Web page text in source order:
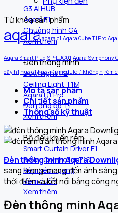
G3 AI HUB
Aqara E1
Chuông hình G4
Xem thêm
Đèn thông minh
Downlight T2
Ceiling Light T1M
Aqara H1 Pro
Đèn ống bơ T1
Xem thêm
Bộ điều khiển rèm
Smart Curtain Driver E1
Roller Controller T1S
Rèm kéo ngang
Rèm cuốn
Xem thêm
Từ khóa sản phẩm
aqara aqara c1 Aqara Cube T1 Pro
Aqara Smart Plug SP-EUC01 Aqara Symphony
dây h1 hub e1 hub m1s module t1 không n rèm
Mô tả sản phẩm
Chi tiết sản phẩm
Thông số kỹ thuật
Đèn thông minh Aqara
sang trọng, mang đến ánh
thời điểm và kết nối bằng công
Đèn thông minh